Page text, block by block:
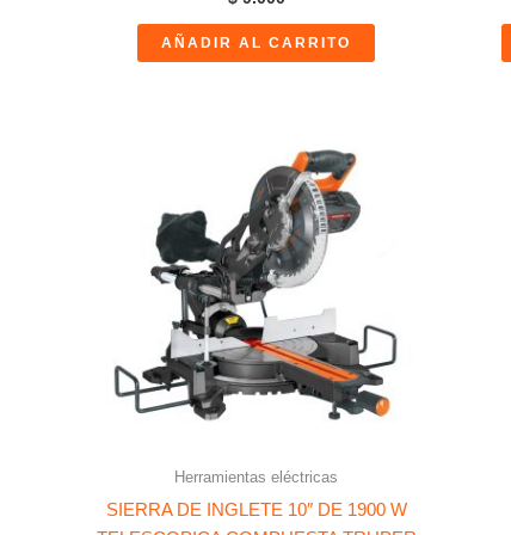
AÑADIR AL CARRITO
Herramientas eléctricas
SIERRA DE INGLETE 10″ DE 1900 W